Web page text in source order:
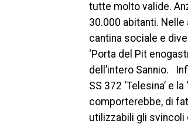
tutte molto valide.
30.000 abitanti.
cantina sociale e
‘Porta del Pit
dell’intero Sannio.
SS 372 ‘Telesina’ e
comporterebbe, di
utilizzabili gli svincoli